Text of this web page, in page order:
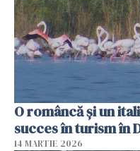
O româncă și un
succes în turism în
14 MARTIE 2026